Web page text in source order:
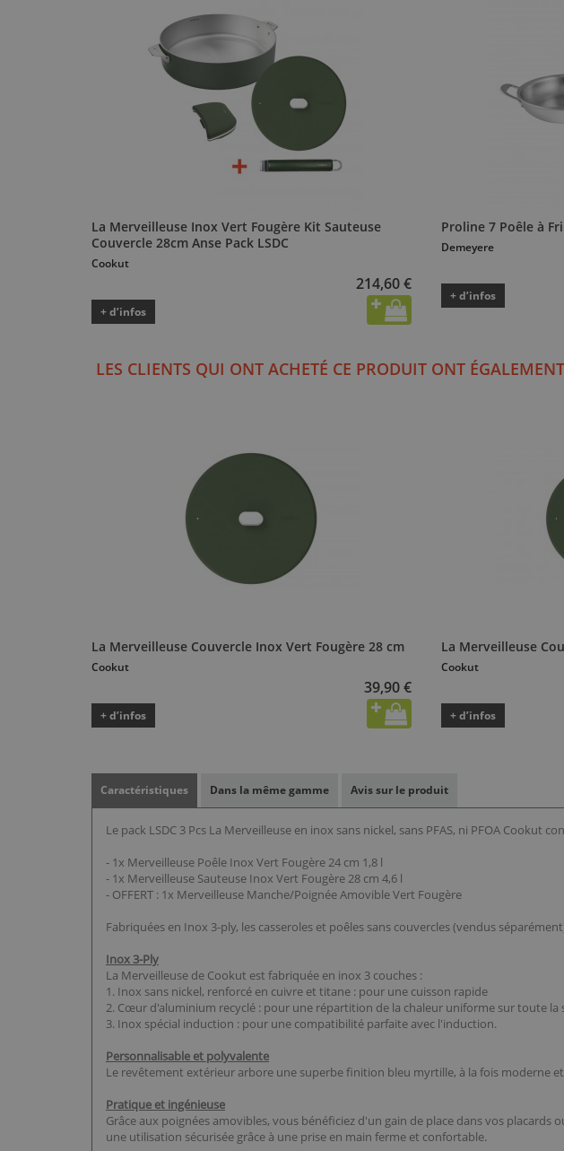
La Merveilleuse Inox Vert Fougère Kit Sauteuse
Couvercle 28cm Anse Pack LSDC
Cookut
214,60 €
+ d’infos
Proline 7 Poêle à
Demeyere
+ d’infos
LES CLIENTS QUI ONT ACHETÉ CE PRODUIT ONT
La Merveilleuse Couvercle Inox Vert Fougère 28 cm
Cookut
39,90 €
+ d’infos
La Merveilleuse
Cookut
+ d’infos
Caractéristiques Dans la même gamme Avis sur le produit
Le pack LSDC 3 Pcs La Merveilleuse en inox sans nickel, sans PFAS, ni PFOA Cookut
- 1x Merveilleuse Poêle Inox Vert Fougère 24 cm 1,8 l
- 1x Merveilleuse Sauteuse Inox Vert Fougère 28 cm 4,6 l
- OFFERT : 1x Merveilleuse Manche/Poignée Amovible Vert Fougère
Fabriquées en Inox 3-ply, les casseroles et poêles sans couvercles (vendus
Inox 3-Ply
La Merveilleuse de Cookut est fabriquée en inox 3 couches :
1. Inox sans nickel, renforcé en cuivre et titane : pour une cuisson rapide
2. Cœur d'aluminium recyclé : pour une répartition de la chaleur uniforme sur toute la
3. Inox spécial induction : pour une compatibilité parfaite avec l'induction.
Personnalisable et polyvalente
Le revêtement extérieur arbore une superbe finition bleu myrtille, à la fois moderne
Pratique et ingénieuse
Grâce aux poignées amovibles, vous bénéficiez d'un gain de place dans vos
une utilisation sécurisée grâce à une prise en main ferme et confortable.